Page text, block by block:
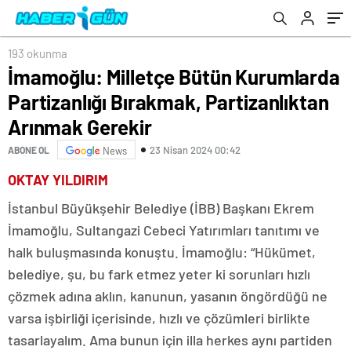
Arınmak Gerekir
193 okunma
İmamoğlu: Milletçe Bütün Kurumlarda
Partizanlığı Bırakmak, Partizanlıktan
Arınmak Gerekir
ABONE OL News 23 Nisan 2024 00:42
OKTAY YILDIRIM
İstanbul Büyükşehir Belediye (İBB) Başkanı Ekrem
İmamoğlu, Sultangazi Cebeci Yatırımları tanıtımı ve
halk buluşmasında konuştu. İmamoğlu: “Hükümet,
belediye, şu, bu fark etmez yeter ki sorunları hızlı
çözmek adına aklın, kanunun, yasanın öngördüğü ne
varsa işbirliği içerisinde, hızlı ve çözümleri birlikte
tasarlayalım. Ama bunun için illa herkes aynı partiden
mekanizmasına ihtiyacımız var”